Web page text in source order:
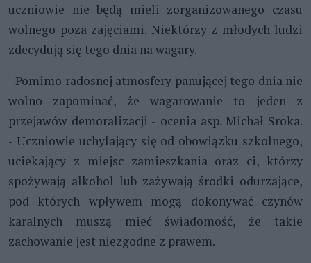
uczniowie nie będą mieli zorganizowanego czasu
wolnego poza zajęciami. Niektórzy z młodych ludzi
zdecydują się tego dnia na wagary.
- Pomimo radosnej atmosfery panującej tego dnia nie
wolno zapominać, że wagarowanie to jeden z
przejawów demoralizacji - ocenia asp. Michał Sroka.
- Uczniowie uchylający się od obowiązku szkolnego,
uciekający z miejsc zamieszkania oraz ci, którzy
spożywają alkohol lub zażywają środki odurzające,
pod których wpływem mogą dokonywać czynów
karalnych muszą mieć świadomość, że takie
zachowanie jest niezgodne z prawem.